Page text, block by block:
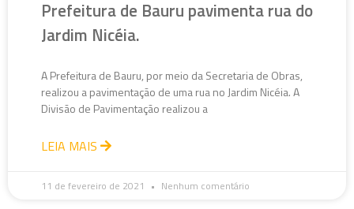
Prefeitura de Bauru pavimenta rua do
Jardim Nicéia.
A Prefeitura de Bauru, por meio da Secretaria de Obras,
realizou a pavimentação de uma rua no Jardim Nicéia. A
Divisão de Pavimentação realizou a
LEIA MAIS
11 de fevereiro de 2021 Nenhum comentário